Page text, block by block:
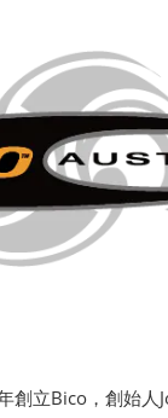
立Bico，創始人